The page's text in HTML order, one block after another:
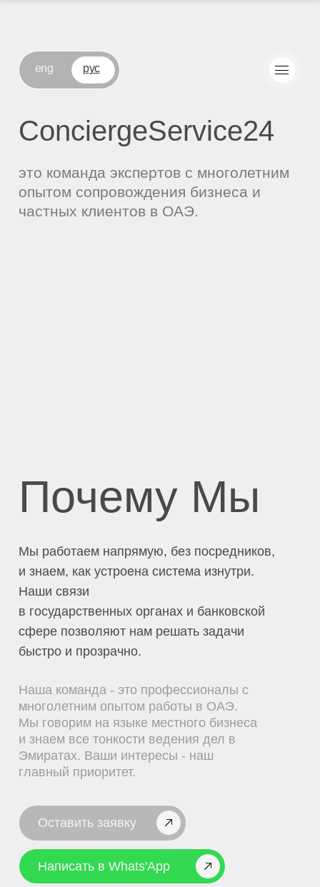
это команда экспертов с многолетним
опытом сопровождения бизнеса и
рус
eng
Оставить заявку
сфере позволяют нам решать задачи
быстро и прозрачно.
Наша команда - это профессионалы с
Мы говорим на языке местного бизнеса
и знаем все тонкости ведения дел в
Эмиратах. Ваши интересы - наш
главный приоритет.
Написать в Whats'App